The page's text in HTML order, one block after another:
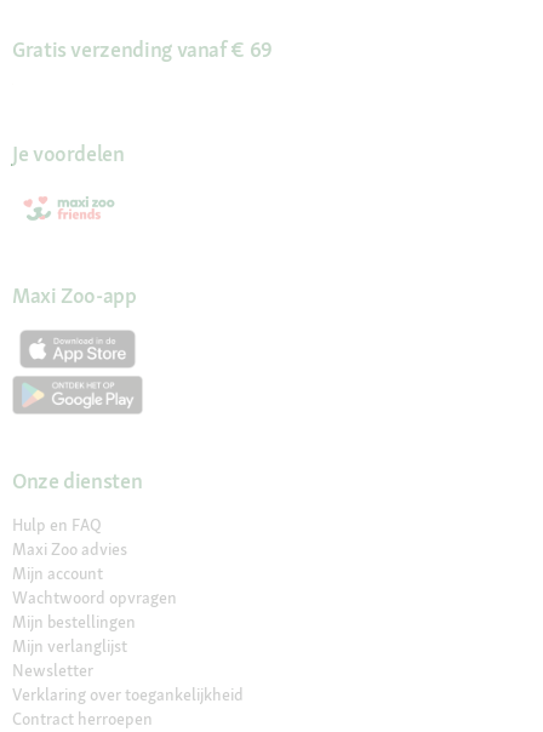
Gratis verzending vanaf € 69
Je voordelen
Maxi Zoo-app
Onze diensten
Hulp en FAQ
Maxi Zoo advies
Mijn account
Wachtwoord opvragen
Mijn bestellingen
Mijn verlanglijst
Newsletter
Verklaring over toegankelijkheid
Contract herroepen